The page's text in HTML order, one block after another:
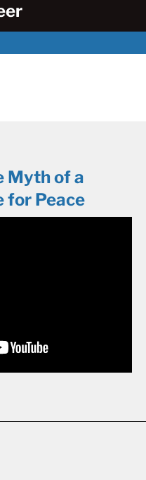
Myth of a
for Peace